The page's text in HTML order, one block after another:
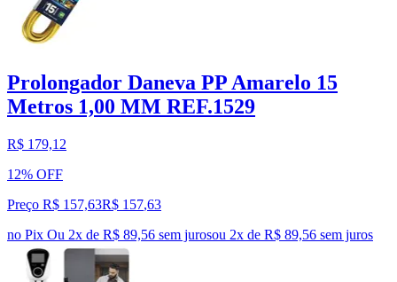
Prolongador Daneva PP Amarelo 15
Metros 1,00 MM REF.1529
R$ 179,12
12% OFF
Preço R$ 157,63R$ 157,63
no Pix Ou 2x de R$ 89,56 sem jurosou 2x de R$ 89,56 sem juros